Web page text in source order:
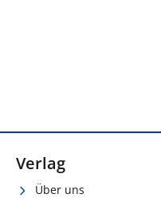
Verlag
Über uns